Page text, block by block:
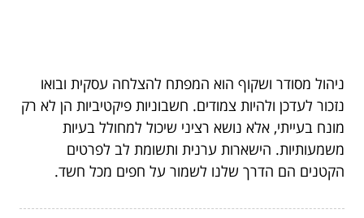
ניהול מסודר ושקוף הוא המפתח להצלחה עסקית ובואו
נזכור לעדכן ולהיות צמודים. חשבוניות פיקטיביות הן לא רק
מונח בעייתי, אלא נושא רציני שיכול למחולל בעיות
משמעותיות. הישארות ערנית ותשומת לב לפרטים
הקטנים הם הדרך שלנו לשמור על חפים מכל חשד.